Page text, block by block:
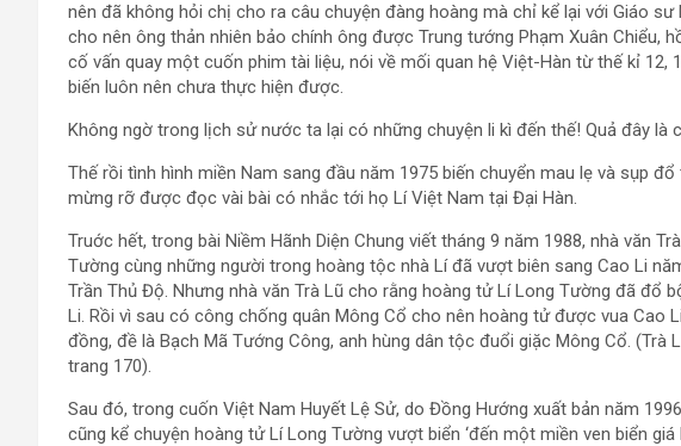
nên đã không hỏi chị cho ra câu chuyện đàng hoàng mà chỉ kể lại với Giáo
cho nên ông thản nhiên bảo chính ông được Trung tướng Phạm Xuân Chiểu,
cố vấn quay một cuốn phim tài liệu, nói về mối quan hệ Việt-Hàn từ thế kỉ 12,
biến luôn nên chưa thực hiện được.
Không ngờ trong lịch sử nước ta lại có những chuyện li kì đến thế! Quả đây là
Thế rồi tình hình miền Nam sang đầu năm 1975 biến chuyển mau lẹ và sụp
mừng rỡ được đọc vài bài có nhắc tới họ Lí Việt Nam tại Đại Hàn.
Truớc hết, trong bài Niềm Hãnh Diện Chung viết tháng 9 năm 1988, nhà văn
Tường cùng những người trong hoàng tộc nhà Lí đã vượt biên sang Cao Li
Trần Thủ Độ. Nhưng nhà văn Trà Lũ cho rằng hoàng tử Lí Long Tường đã đổ
Li. Rồi vì sau có công chống quân Mông Cổ cho nên hoàng tử được vua Cao
đồng, đề là Bạch Mã Tướng Công, anh hùng dân tộc đuổi giặc Mông Cổ. (Trà
trang 170).
Sau đó, trong cuốn Việt Nam Huyết Lệ Sử, do Đồng Hướng xuất bản năm
cũng kể chuyện hoàng tử Lí Long Tường vượt biển ‘đến một miền ven biển